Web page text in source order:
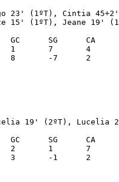
23' (1ºT), Cintia 45+2'
15' (1ºT), Jeane
19' (2ºT), Lucelia